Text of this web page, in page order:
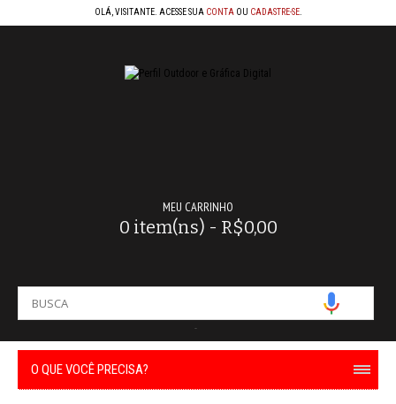
OLÁ, VISITANTE. ACESSE SUA CONTA OU CADASTRE-SE.
MEU CARRINHO
0 item(ns) - R$0,00
-
O QUE VOCÊ PRECISA?